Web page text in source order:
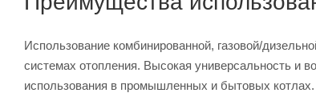
Использование комбинированной, газовой/
системах отопления. Высокая универсальность и
использования в промышленных и бытовых